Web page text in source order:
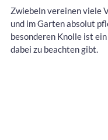
Zwiebeln vereinen viele
und im Garten absolut
besonderen Knolle ist
dabei zu beachten gibt.